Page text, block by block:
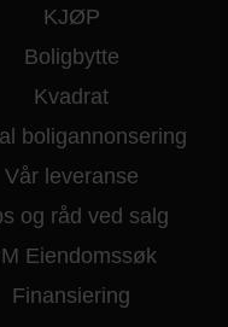
KJØP
Boligbytte
Kvadrat
boligannonsering
Vår leveranse
og råd ved salg
Eiendomssøk
Finansiering